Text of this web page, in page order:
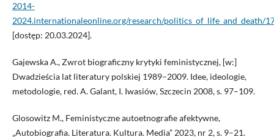
2014-
2024.internationaleonline.org/research/politics_of_life_and_death/
[dostęp: 20.03.2024].
Gajewska A., Zwrot biograficzny krytyki feministycznej, [w:]
Dwadzieścia lat literatury polskiej 1989–2009. Idee, ideologie,
metodologie, red. A. Galant, I. Iwasiów, Szczecin 2008, s. 97–109.
Glosowitz M., Feministyczne autoetnografie afektywne,
„Autobiografia. Literatura. Kultura. Media” 2023, nr 2, s. 9–21.